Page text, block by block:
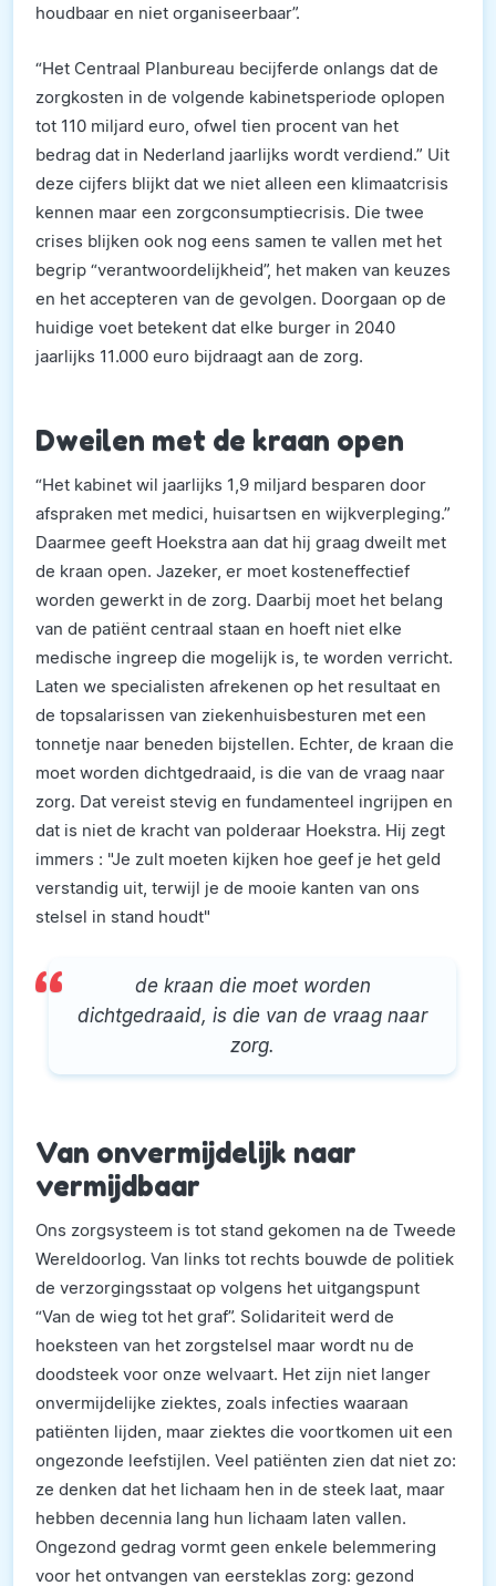
houdbaar en niet organiseerbaar”.
“Het Centraal Planbureau becijferde onlangs dat de
zorgkosten in de volgende kabinetsperiode oplopen
tot 110 miljard euro, ofwel tien procent van het
bedrag dat in Nederland jaarlijks wordt verdiend.” Uit
deze cijfers blijkt dat we niet alleen een klimaatcrisis
kennen maar een zorgconsumptiecrisis. Die twee
crises blijken ook nog eens samen te vallen met het
begrip “verantwoordelijkheid”, het maken van keuzes
en het accepteren van de gevolgen. Doorgaan op de
huidige voet betekent dat elke burger in 2040
jaarlijks 11.000 euro bijdraagt aan de zorg.
Dweilen met de kraan open
“Het kabinet wil jaarlijks 1,9 miljard besparen door
afspraken met medici, huisartsen en wijkverpleging.”
Daarmee geeft Hoekstra aan dat hij graag dweilt met
de kraan open. Jazeker, er moet kosteneffectief
worden gewerkt in de zorg. Daarbij moet het belang
van de patiënt centraal staan en hoeft niet elke
medische ingreep die mogelijk is, te worden verricht.
Laten we specialisten afrekenen op het resultaat en
de topsalarissen van ziekenhuisbesturen met een
tonnetje naar beneden bijstellen. Echter, de kraan die
moet worden dichtgedraaid, is die van de vraag naar
zorg. Dat vereist stevig en fundamenteel ingrijpen en
dat is niet de kracht van polderaar Hoekstra. Hij zegt
immers : "Je zult moeten kijken hoe geef je het geld
verstandig uit, terwijl je de mooie kanten van ons
stelsel in stand houdt"
de kraan die moet worden
dichtgedraaid, is die van de vraag naar
zorg.
Van onvermijdelijk naar
vermijdbaar
Ons zorgsysteem is tot stand gekomen na de Tweede
Wereldoorlog. Van links tot rechts bouwde de politiek
de verzorgingsstaat op volgens het uitgangspunt
“Van de wieg tot het graf”. Solidariteit werd de
hoeksteen van het zorgstelsel maar wordt nu de
doodsteek voor onze welvaart. Het zijn niet langer
onvermijdelijke ziektes, zoals infecties waaraan
patiënten lijden, maar ziektes die voortkomen uit een
ongezonde leefstijlen. Veel patiënten zien dat niet zo:
ze denken dat het lichaam hen in de steek laat, maar
hebben decennia lang hun lichaam laten vallen.
Ongezond gedrag vormt geen enkele belemmering
voor het ontvangen van eersteklas zorg: gezond